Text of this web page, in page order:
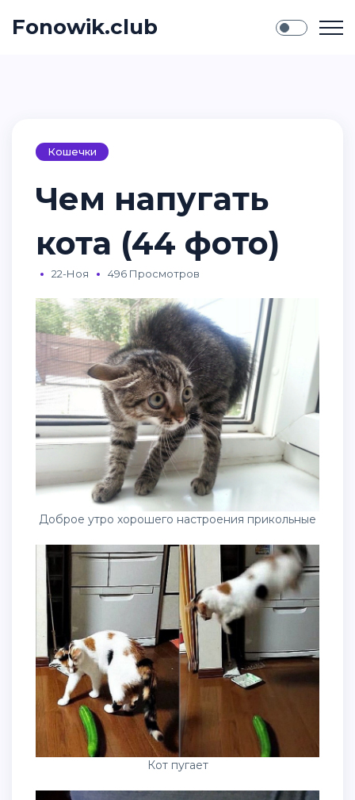
Fonowik.club
Кошечки
Чем напугать
кота (44 фото)
22-Ноя 496 Просмотров
Доброе утро хорошего настроения прикольные
Кот пугает